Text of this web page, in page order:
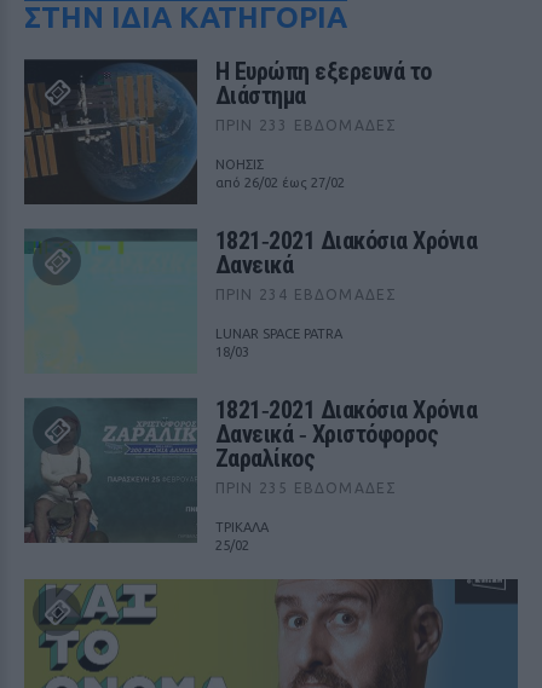
ΣΤΗΝ ΙΔΙΑ ΚΑΤΗΓΟΡΙΑ
Η Ευρώπη εξερευνά το
Διάστημα
ΠΡΙΝ 233 ΕΒΔΟΜΆΔΕΣ
ΝΟΗΣΙΣ
από 26/02 έως 27/02
1821‑2021 Διακόσια Χρόνια
Δανεικά
ΠΡΙΝ 234 ΕΒΔΟΜΆΔΕΣ
LUNAR SPACE PATRA
18/03
1821‑2021 Διακόσια Χρόνια
Δανεικά ‑ Χριστόφορος
Ζαραλίκος
ΠΡΙΝ 235 ΕΒΔΟΜΆΔΕΣ
ΤΡΙΚΑΛΑ
25/02